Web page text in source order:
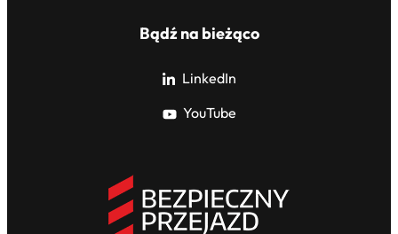
Bądź na bieżąco
LinkedIn
YouTube